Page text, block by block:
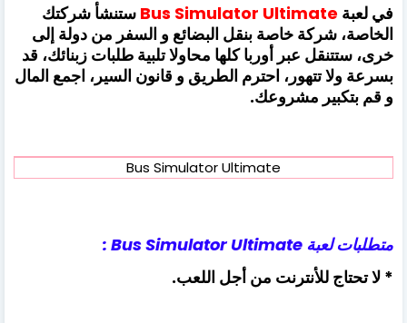
في لعبة Bus Simulator Ultimate ستنشأ شركتك
الخاصة، شركة خاصة بنقل البضائع و السفر من دولة إلى
خرى، ستتنقل عبر أوربا كلها محاولا تلبية طلبات زبنائك، قد
بسرعة ولا تتهور، احترم الطريق و قانون السير، اجمع المال
و قم بتكبير مشروعك.
Bus Simulator Ultimate
متطلبات لعبة Bus Simulator Ultimate :
* لا تحتاج للأنترنت من أجل اللعب.